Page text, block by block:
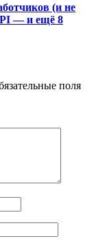
(и не
— и ещё 8
поля